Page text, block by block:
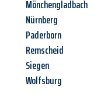
Mönchengladbach
Nürnberg
Paderborn
Remscheid
Siegen
Wolfsburg